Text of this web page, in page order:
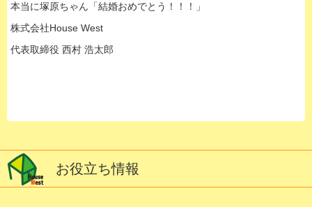
本当に塚原ちゃん「結婚おめでとう！！！」
株式会社House West
代表取締役 西村 浩太郎
お役立ち情報